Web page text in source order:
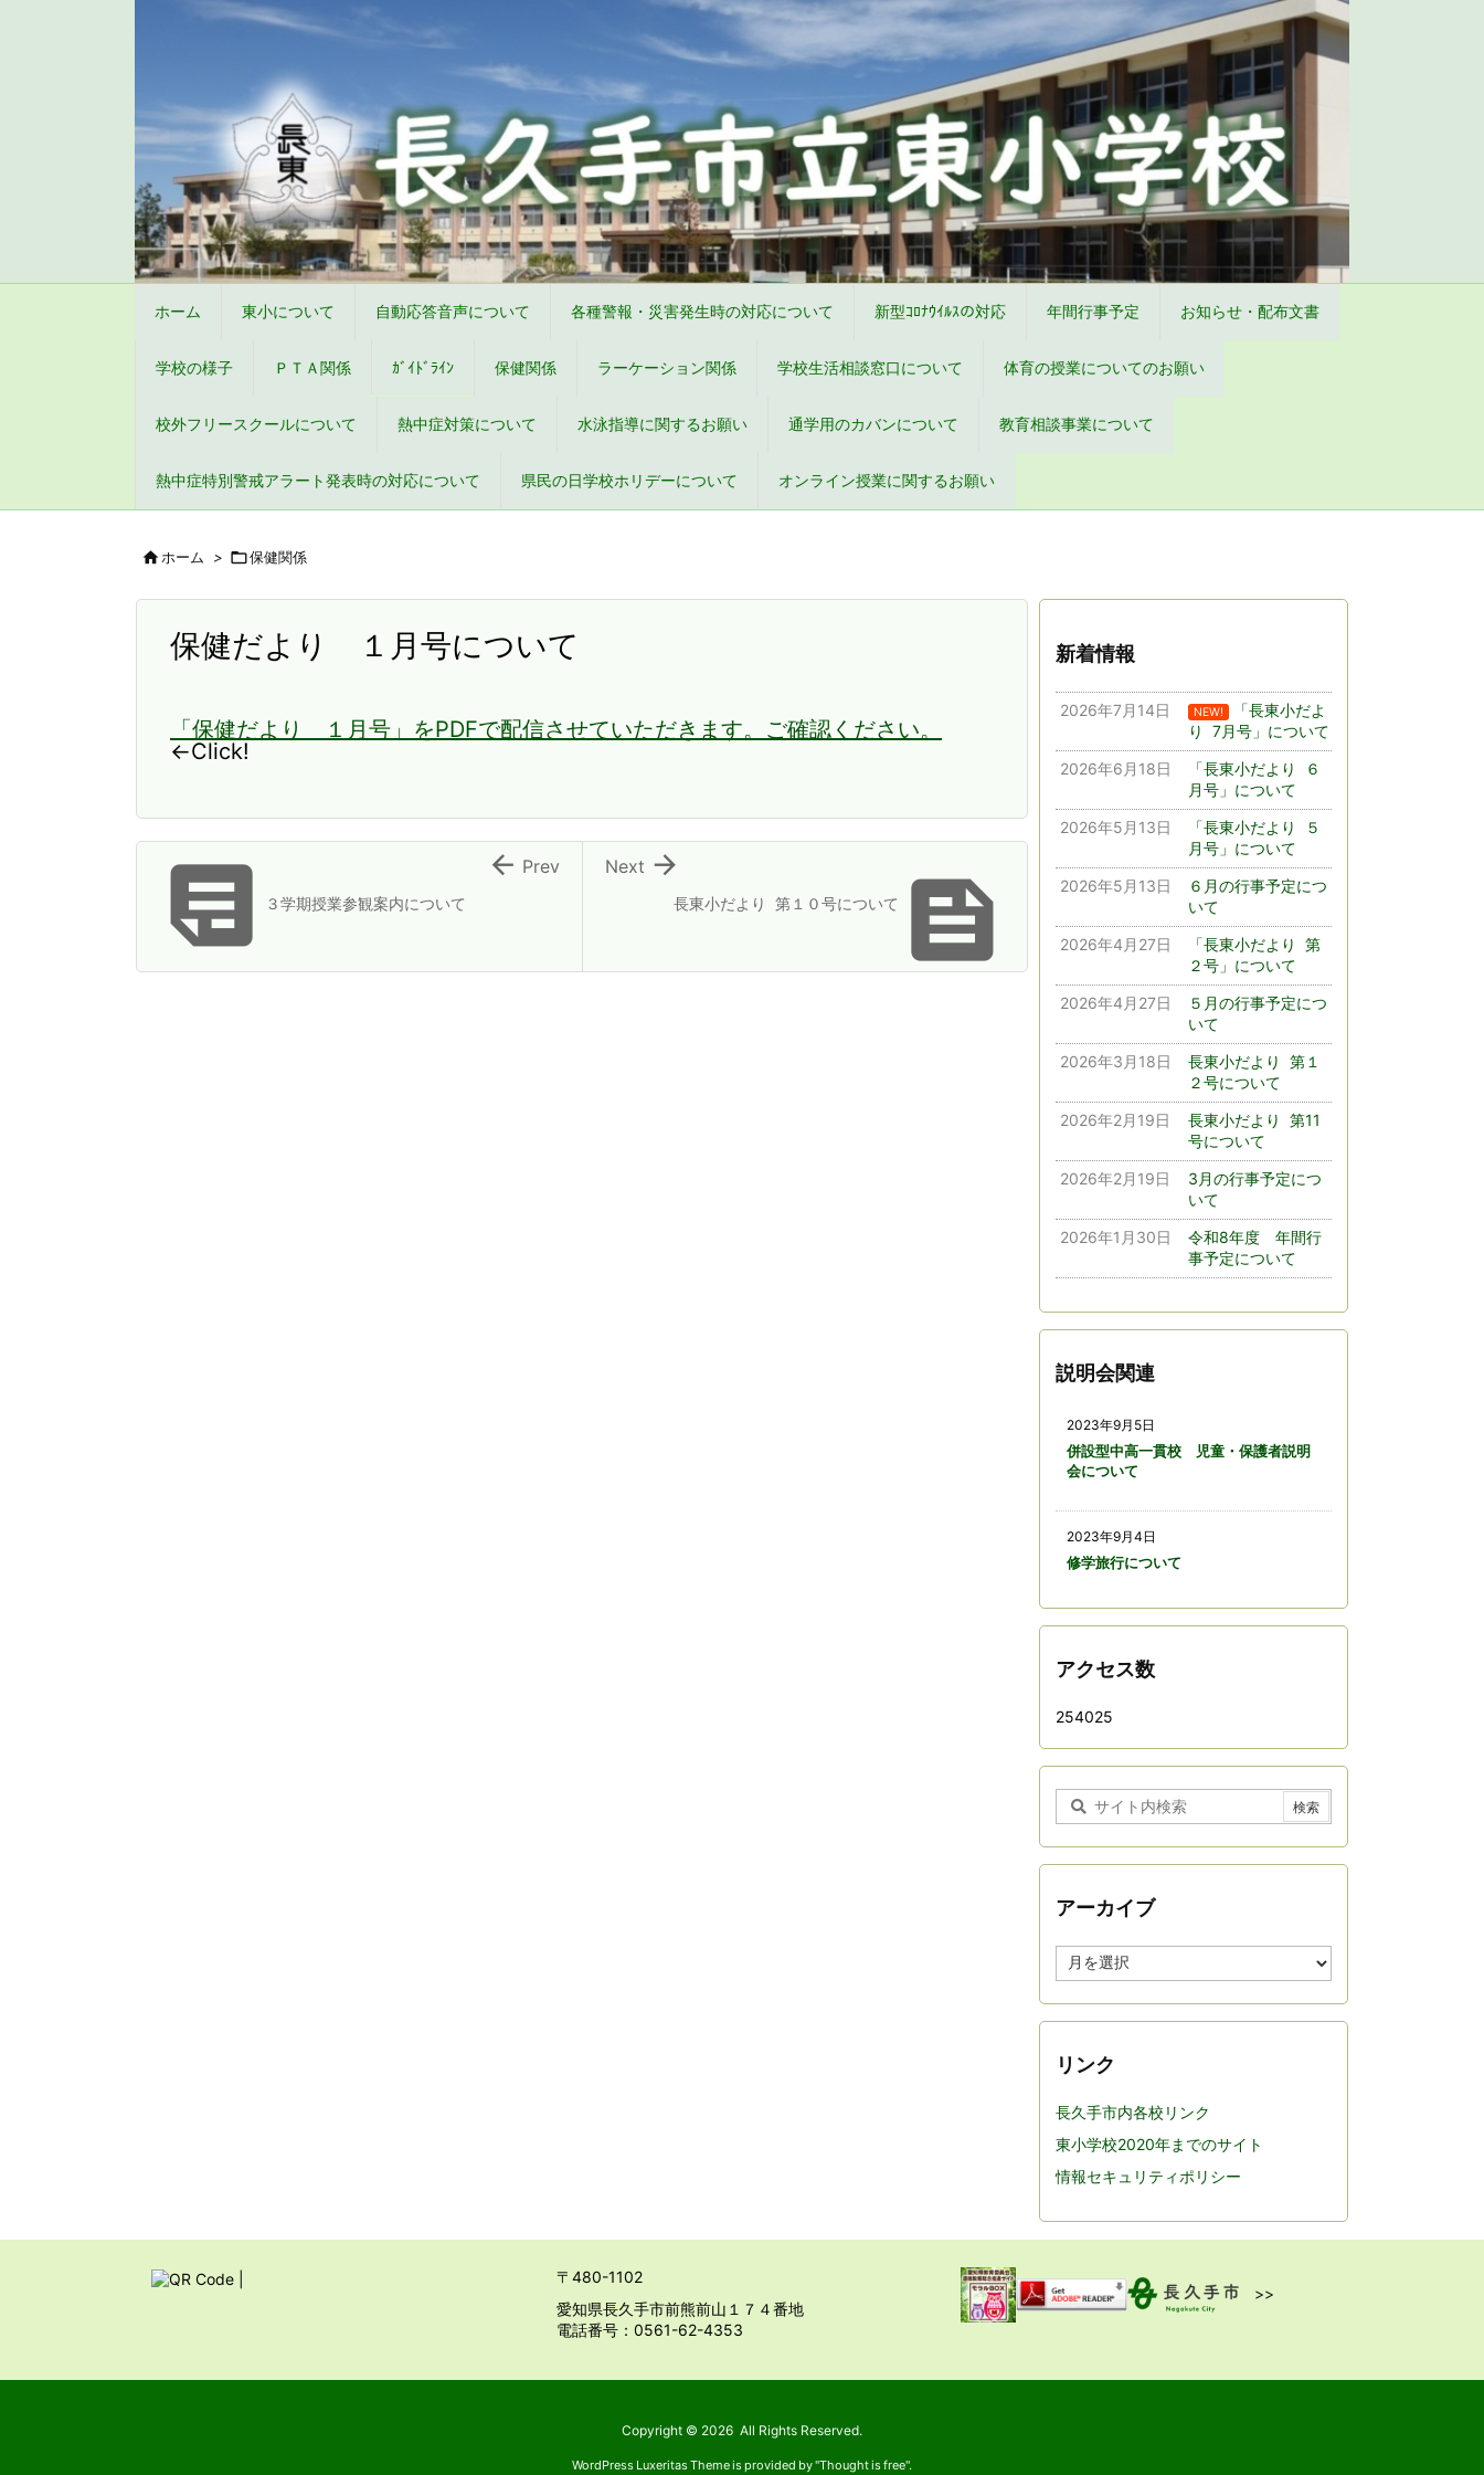
ホーム 東小について 自動応答音声について 各種警報・災害発生時の対応について 新型ｺﾛﾅｳｲﾙｽの対応 年間行事予定 お知らせ・配布文書
学校の様子 ＰＴＡ関係 ｶﾞｲﾄﾞﾗｲﾝ 保健関係 ラーケーション関係 学校生活相談窓口について 体育の授業についてのお願い
校外フリースクールについて 熱中症対策について 水泳指導に関するお願い 通学用のカバンについて 教育相談事業について
熱中症特別警戒アラート発表時の対応について 県民の日学校ホリデーについて オンライン授業に関するお願い
ホーム > 保健関係
保健だより １月号について
「保健だより １月号」をPDFで配信させていただきます。ご確認ください。
←Click!

長東小だより 第１０号について

Next
 ３学期授業参観案内について
 Prev
新着情報
2026年7月14日 NEW! 「長東小だよ
り 7月号」について
2026年6月18日
「長東小だより ６
月号」について
2026年5月13日
「長東小だより ５
月号」について
2026年5月13日
６月の行事予定につ
いて
2026年4月27日
「長東小だより 第
２号」について
2026年4月27日
５月の行事予定につ
いて
2026年3月18日
長東小だより 第１
２号について
2026年2月19日
長東小だより 第11
号について
2026年2月19日
3月の行事予定につ
いて
2026年1月30日
令和8年度 年間行
事予定について
説明会関連
2023年9月5日
併設型中高一貫校 児童・保護者説明
会について
2023年9月4日
修学旅行について
アクセス数
254025
アーカイブ
ー
イ
リンク
長久手市内各校リンク
東小学校2020年までのサイト
情報セキュリティポリシー
〒480-1102
愛知県長久手市前熊前山１７４番地
電話番号：0561-62-4353
>>
Copyright © 2026 All Rights Reserved.
WordPress Luxeritas Theme is provided by "Thought is free".